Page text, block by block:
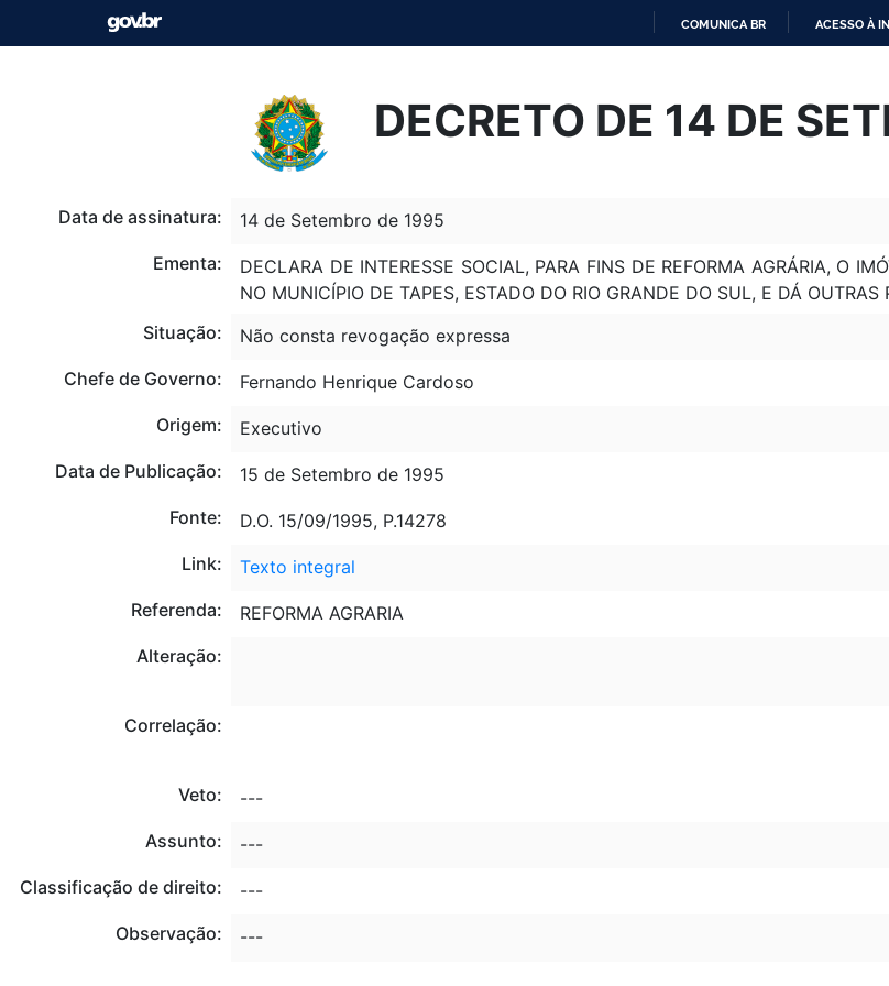
O
CONTEÚDO
COMUNICA BR ACESSO À
DECRETO DE 14 DE
Data de assinatura:
14 de Setembro de 1995
Ementa:
DECLARA DE INTERESSE SOCIAL, PARA FINS DE REFORMA AGRÁRIA, O
NO MUNICÍPIO DE TAPES, ESTADO DO RIO GRANDE DO SUL, E DÁ OUTRAS
Situação:
Não consta revogação expressa
Chefe de Governo:
Fernando Henrique Cardoso
Origem:
Executivo
Data de Publicação:
15 de Setembro de 1995
Fonte:
D.O. 15/09/1995, P.14278
Link:
Texto integral
Referenda:
REFORMA AGRARIA
Alteração:
Correlação:
Veto:
---
Assunto:
---
Classificação de direito:
---
Observação:
---